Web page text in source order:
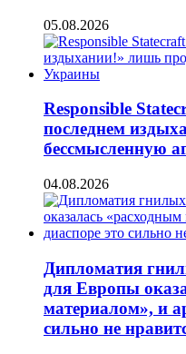
05.08.2026
Responsible
последнем
бессмысленную
04.08.2026
Дипломатия
для Европы
материалом», и
сильно не